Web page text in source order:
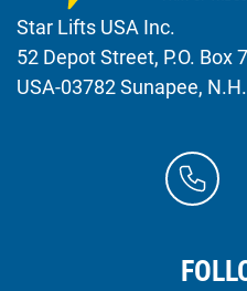
Star Lifts USA Inc.
52 Depot Street, P.O. Box
USA-03782 Sunapee, N.H.